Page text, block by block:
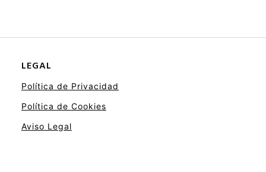
LEGAL
Política de Privacidad
Política de Cookies
Aviso Legal